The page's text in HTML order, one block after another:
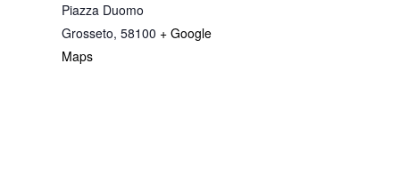
Piazza Duomo
Grosseto, 58100 + Google
Maps